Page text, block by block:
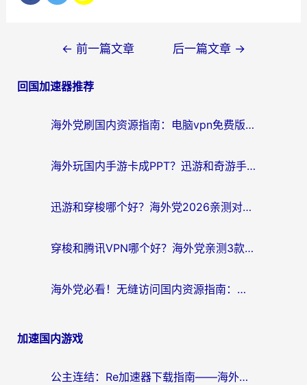
导
← 前一篇文章 后一篇文章 →
回国加速器推荐
海外党刷国内资源指南：电脑vpn免费版真的能用吗？选对加速器才是关键
海外玩国内手游卡成PPT？迅游和奇游手游哪个好？附真实VPN评测及番茄加速器体验
迅游和穿梭哪个好？海外党2026亲测对比+免费vs付费选择指南，附番茄加速器实测体验
穿梭和腾讯VPN哪个好？海外党亲测3款热门回国加速器，附避坑指南
海外党必看！无缝访问国内资源指南：从vpn官网下载到加速器选择（附番茄实测）
加速国内游戏
公主连结：Re加速器下载指南——海外党不再错过国服活动的秘密武器